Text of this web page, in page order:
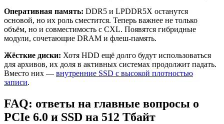
Оперативная память: DDR5 и LPDDR5X останутся
основой, но их роль сместится. Теперь важнее не только
объём, но и совместимость с CXL. Появятся гибридные
модули, сочетающие DRAM и флеш-память.
Жёсткие диски: Хотя HDD ещё долго будут использоваться
для архивов, их доля в активных системах продолжит падать.
Вместо них — внутренние SSD с высокой плотностью
записи.
FAQ: ответы на главные вопросы о
PCIe 6.0 и SSD на 512 Тбайт